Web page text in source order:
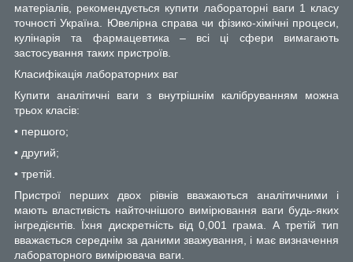
матеріалів, рекомендується купити лабораторні ваги 1 класу
точності Україна. Ювелірна справа чи фізико-хімічні процеси,
кулінарія та фармацевтика – всі ці сфери вимагають
застосування таких пристроїв.
Класифікація лабораторних ваг
Купити аналітичні ваги з внутрішнім калібруванням можна
трьох класів:
• першого;
• другий;
• третій.
Пристрої перших двох рівнів вважаються аналітичними і
мають властивість найточнішого вимірювання ваги будь-яких
інгредієнтів. Їхня дискретність від 0,001 грама. А третій тип
вважається середнім за даними зважування, і має визначення
лабораторного вимірювача ваги.